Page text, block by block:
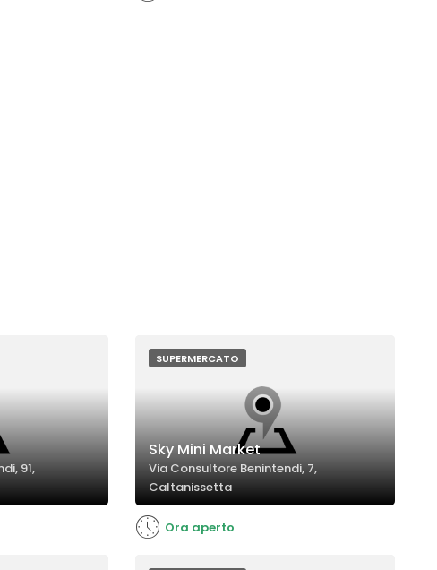
91,
SUPERMERCATO
Sky Mini Market
Via Consultore Benintendi, 7,
Caltanissetta
Ora aperto